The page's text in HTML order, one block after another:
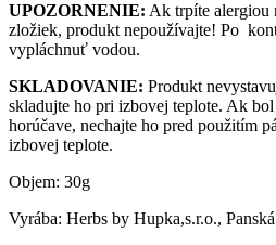
UPOZORNENIE: Ak trpíte alergiou
zložiek, produkt nepoužívajte! Po
vypláchnuť vodou.
SKLADOVANIE: Produkt
skladujte ho pri izbovej teplote. Ak
horúčave, nechajte ho pred použitím
izbovej teplote.
Objem: 30g
Vyrába: Herbs by Hupka,s.r.o.,